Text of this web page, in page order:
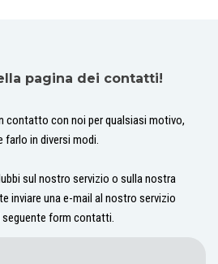
pagina dei contatti!
contatto con noi per qualsiasi motivo,
farlo in diversi modi.
sul nostro servizio o sulla nostra
inviare una e-mail al nostro servizio
form contatti.